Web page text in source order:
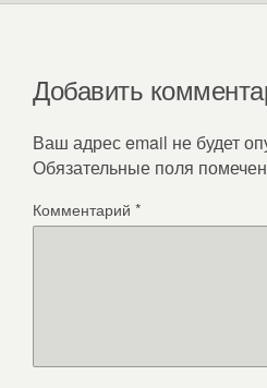
Добавить
Ваш адрес email не будет
Обязательные поля
Комментарий *